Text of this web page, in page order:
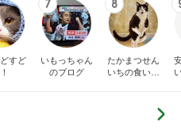
すど
7
いもっちゃん
のブログ
8
たかまつせん
いちの食い散